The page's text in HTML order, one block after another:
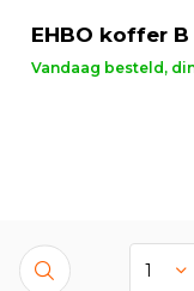
EHBO koffer
Vandaag besteld,